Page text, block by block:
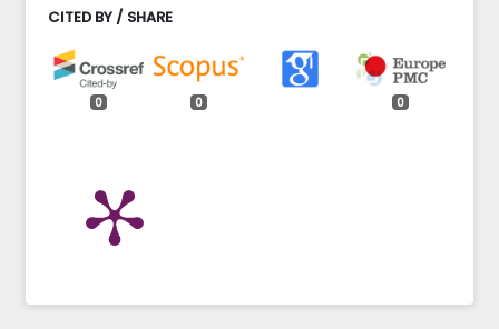
CITED BY / SHARE
0 0 0